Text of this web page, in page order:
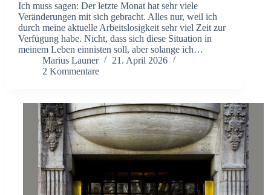
Ich muss sagen: Der letzte Monat hat sehr viele
Veränderungen mit sich gebracht. Alles nur, weil ich
durch meine aktuelle Arbeitslosigkeit sehr viel Zeit zur
Verfügung habe. Nicht, dass sich diese Situation in
meinem Leben einnisten soll, aber solange ich…
Marius Launer
21. April 2026
2 Kommentare